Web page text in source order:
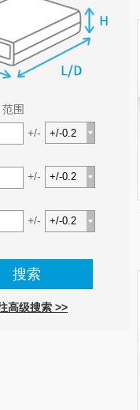
围
+/-
+/-
+/-
高级搜索 >>